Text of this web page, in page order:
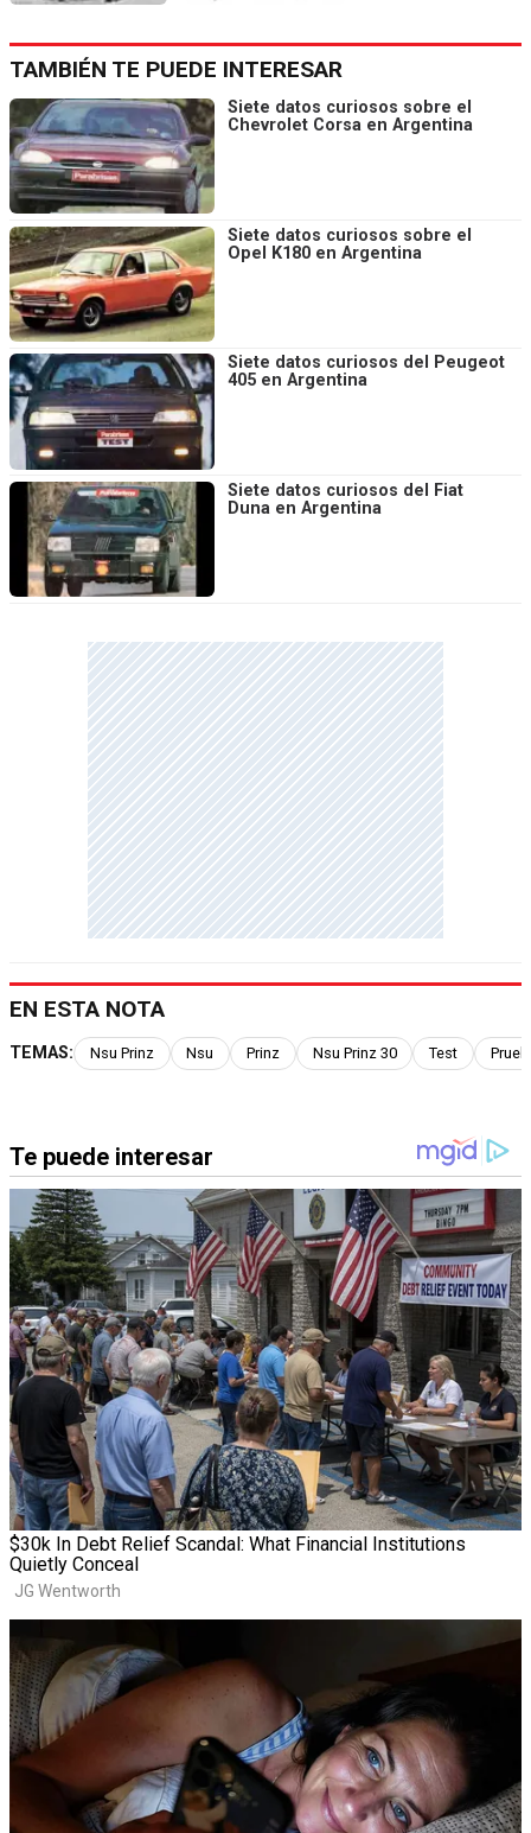
TAMBIÉN TE PUEDE INTERESAR
Siete datos curiosos sobre el
Chevrolet Corsa en Argentina
Siete datos curiosos sobre el
Opel K180 en Argentina
Siete datos curiosos del Peugeot
405 en Argentina
Siete datos curiosos del Fiat
Duna en Argentina
EN ESTA NOTA
TEMAS: Nsu Prinz Nsu Prinz Nsu Prinz 30 Test